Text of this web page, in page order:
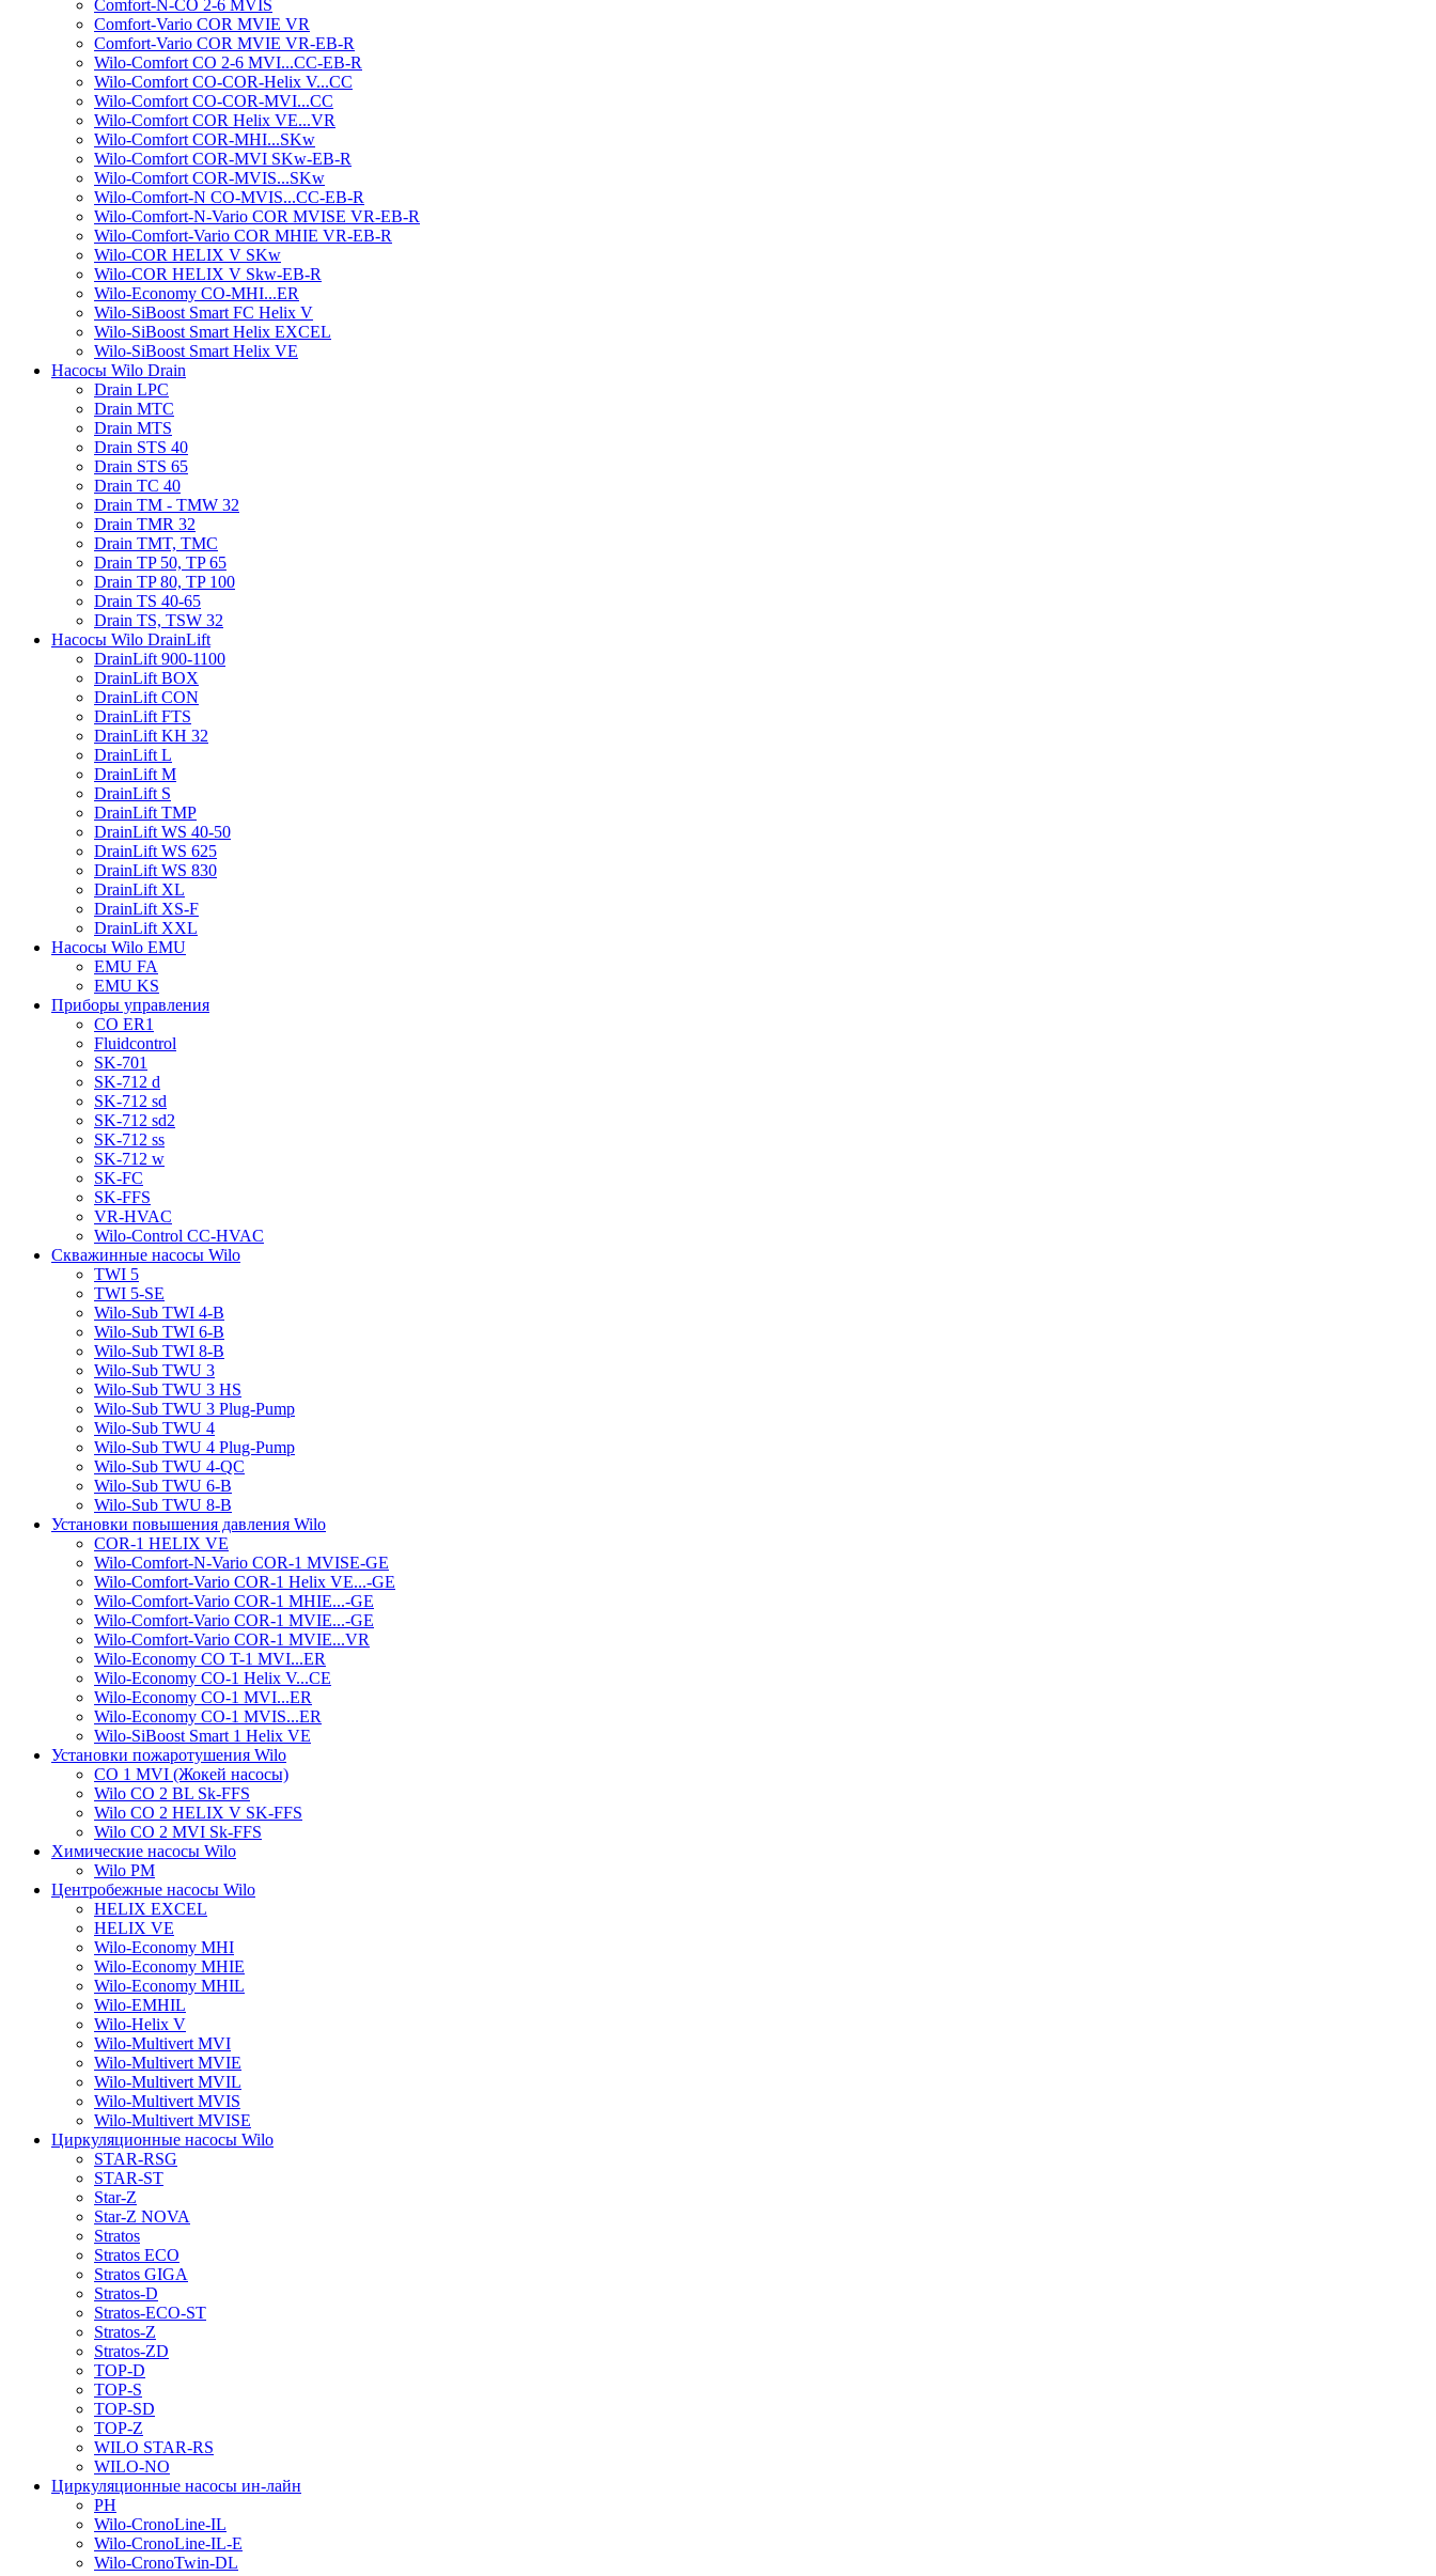
Comfort-N-CO 2-6 MVIS
Comfort-Vario COR MVIE VR
Comfort-Vario COR MVIE VR-EB-R
Wilo-Comfort CO 2-6 MVI...CC-EB-R
Wilo-Comfort CO-COR-Helix V...CC
Wilo-Comfort CO-COR-MVI...CC
Wilo-Comfort COR Helix VE...VR
Wilo-Comfort COR-MHI...SKw
Wilo-Comfort COR-MVI SKw-EB-R
Wilo-Comfort COR-MVIS...SKw
Wilo-Comfort-N CO-MVIS...CC-EB-R
Wilo-Comfort-N-Vario COR MVISE VR-EB-R
Wilo-Comfort-Vario COR MHIE VR-EB-R
Wilo-COR HELIX V SKw
Wilo-COR HELIX V Skw-EB-R
Wilo-Economy CO-MHI...ER
Wilo-SiBoost Smart FC Helix V
Wilo-SiBoost Smart Helix EXCEL
Wilo-SiBoost Smart Helix VE
Насосы Wilo Drain
Drain LPC
Drain MTC
Drain MTS
Drain STS 40
Drain STS 65
Drain TC 40
Drain TM - TMW 32
Drain TMR 32
Drain TMT, TMC
Drain TP 50, TP 65
Drain TP 80, TP 100
Drain TS 40-65
Drain TS, TSW 32
Насосы Wilo DrainLift
DrainLift 900-1100
DrainLift BOX
DrainLift CON
DrainLift FTS
DrainLift KH 32
DrainLift L
DrainLift M
DrainLift S
DrainLift TMP
DrainLift WS 40-50
DrainLift WS 625
DrainLift WS 830
DrainLift XL
DrainLift XS-F
DrainLift XXL
Насосы Wilo EMU
EMU FA
EMU KS
Приборы управления
CO ER1
Fluidcontrol
SK-701
SK-712 d
SK-712 sd
SK-712 sd2
SK-712 ss
SK-712 w
SK-FC
SK-FFS
VR-HVAC
Wilo-Control CC-HVAC
Скважинные насосы Wilo
TWI 5
TWI 5-SE
Wilo-Sub TWI 4-B
Wilo-Sub TWI 6-B
Wilo-Sub TWI 8-B
Wilo-Sub TWU 3
Wilo-Sub TWU 3 HS
Wilo-Sub TWU 3 Plug-Pump
Wilo-Sub TWU 4
Wilo-Sub TWU 4 Plug-Pump
Wilo-Sub TWU 4-QC
Wilo-Sub TWU 6-B
Wilo-Sub TWU 8-B
Установки повышения давления Wilo
COR-1 HELIX VE
Wilo-Comfort-N-Vario COR-1 MVISE-GE
Wilo-Comfort-Vario COR-1 Helix VE...-GE
Wilo-Comfort-Vario COR-1 MHIE...-GE
Wilo-Comfort-Vario COR-1 MVIE...-GE
Wilo-Comfort-Vario COR-1 MVIE...VR
Wilo-Economy CO T-1 MVI...ER
Wilo-Economy CO-1 Helix V...CE
Wilo-Economy CO-1 MVI...ER
Wilo-Economy CO-1 MVIS...ER
Wilo-SiBoost Smart 1 Helix VE
Установки пожаротушения Wilo
CO 1 MVI (Жокей насосы)
Wilo CO 2 BL Sk-FFS
Wilo CO 2 HELIX V SK-FFS
Wilo CO 2 MVI Sk-FFS
Химические насосы Wilo
Wilo PM
Центробежные насосы Wilo
HELIX EXCEL
HELIX VE
Wilo-Economy MHI
Wilo-Economy MHIE
Wilo-Economy MHIL
Wilo-EMHIL
Wilo-Helix V
Wilo-Multivert MVI
Wilo-Multivert MVIE
Wilo-Multivert MVIL
Wilo-Multivert MVIS
Wilo-Multivert MVISE
Циркуляционные насосы Wilo
STAR-RSG
STAR-ST
Star-Z
Star-Z NOVA
Stratos
Stratos ECO
Stratos GIGA
Stratos-D
Stratos-ECO-ST
Stratos-Z
Stratos-ZD
TOP-D
TOP-S
TOP-SD
TOP-Z
WILO STAR-RS
WILO-NO
Циркуляционные насосы ин-лайн
PH
Wilo-CronoLine-IL
Wilo-CronoLine-IL-E
Wilo-CronoTwin-DL